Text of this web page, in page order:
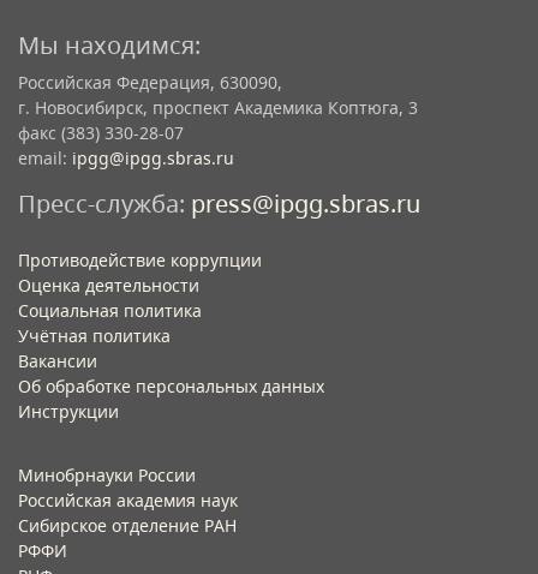
Мы находимся:
Российская Федерация, 630090,
г. Новосибирск, проспект Академика Коптюга, 3
факс (383) 330-28-07
email: ipgg@ipgg.sbras.ru
Пресс-служба: press@ipgg.sbras.ru
Противодействие коррупции
Оценка деятельности
Социальная политика
Учётная политика​
Вакансии​
Об обработке персональных данных​
Инструкции​
Минобрнауки России
Российская академия наук
Сибирское отделение РАН
РФФИ